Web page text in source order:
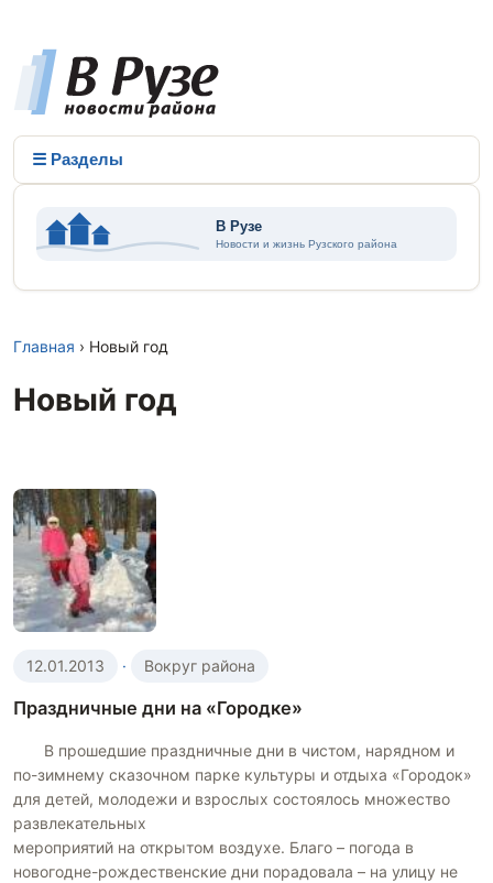
☰ Разделы
Главная › Новый год
Новый год
12.01.2013 · Вокруг района
Праздничные дни на «Городке»
В прошедшие праздничные дни в чистом, нарядном и
по-зимнему сказочном парке культуры и отдыха «Городок»
для детей, молодежи и взрослых состоялось множество
развлекательных
мероприятий на открытом воздухе. Благо – погода в
новогодне-рождественские дни порадовала – на улицу не